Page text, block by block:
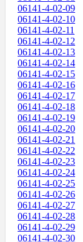
06141-4-02-09
06141-4-02-10
06141-4-02-11
06141-4-02-12
06141-4-02-13
06141-4-02-14
06141-4-02-15
06141-4-02-16
06141-4-02-17
06141-4-02-18
06141-4-02-19
06141-4-02-20
06141-4-02-21
06141-4-02-22
06141-4-02-23
06141-4-02-24
06141-4-02-25
06141-4-02-26
06141-4-02-27
06141-4-02-28
06141-4-02-29
06141-4-02-30